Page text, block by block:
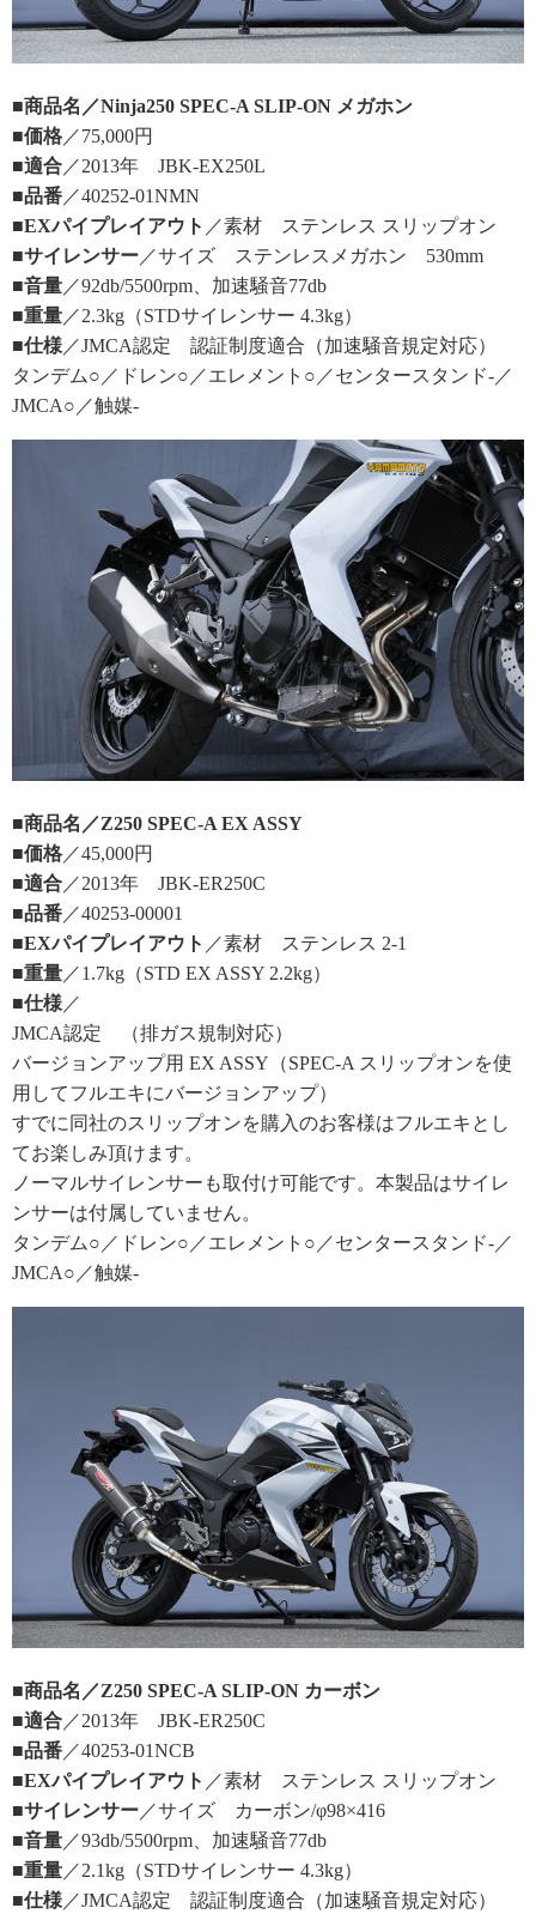
■商品名／Ninja250 SPEC-A SLIP-ON メガホン
■価格 ／75,000円
■適合 ／2013年 JBK-EX250L
■品番 ／40252-01NMN
■EXパイプレイアウト ／素材 ステンレス スリップオン
■サイレンサー ／サイズ ステンレスメガホン 530mm
■音量 ／92db/5500rpm、加速騒音77db
■重量 ／2.3kg（STDサイレンサー 4.3kg）
■仕様 ／JMCA認定 認証制度適合（加速騒音規定対応）
タンデム○／ドレン○／エレメント○／センタースタンド-／
JMCA○／触媒-
■商品名／Z250 SPEC-A EX ASSY
■価格 ／45,000円
■適合 ／2013年 JBK-ER250C
■品番 ／40253-00001
■EXパイプレイアウト ／素材 ステンレス 2-1
■重量 ／1.7kg（STD EX ASSY 2.2kg）
■仕様 ／
JMCA認定 （排ガス規制対応）
バージョンアップ用 EX ASSY（SPEC-A スリップオンを使
用してフルエキにバージョンアップ）
すでに同社のスリップオンを購入のお客様はフルエキとし
てお楽しみ頂けます。
ノーマルサイレンサーも取付け可能です。本製品はサイレ
ンサーは付属していません。
タンデム○／ドレン○／エレメント○／センタースタンド-／
JMCA○／触媒-
■商品名／Z250 SPEC-A SLIP-ON カーボン
■適合 ／2013年 JBK-ER250C
■品番 ／40253-01NCB
■EXパイプレイアウト ／素材 ステンレス スリップオン
■サイレンサー ／サイズ カーボン/φ98×416
■音量 ／93db/5500rpm、加速騒音77db
■重量 ／2.1kg（STDサイレンサー 4.3kg）
■仕様 ／JMCA認定 認証制度適合（加速騒音規定対応）